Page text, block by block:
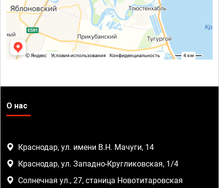
О нас
Краснодар, ул. имени В.Н. Мачуги, 14
Краснодар, ул. Западно-Кругликовская, 1/4
Солнечная ул., 27, станица Новотитаровская